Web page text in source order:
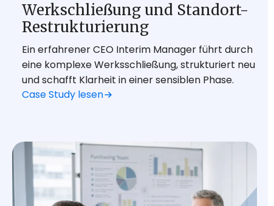
Werkschließung und Standort-
Restrukturierung
Ein erfahrener CEO Interim Manager führt durch
eine komplexe Werksschließung, strukturiert neu
und schafft Klarheit in einer sensiblen Phase.
Case Study lesen